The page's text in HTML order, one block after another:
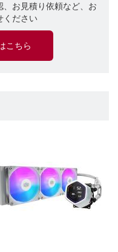
お見積り依頼など、お
ください
こちら